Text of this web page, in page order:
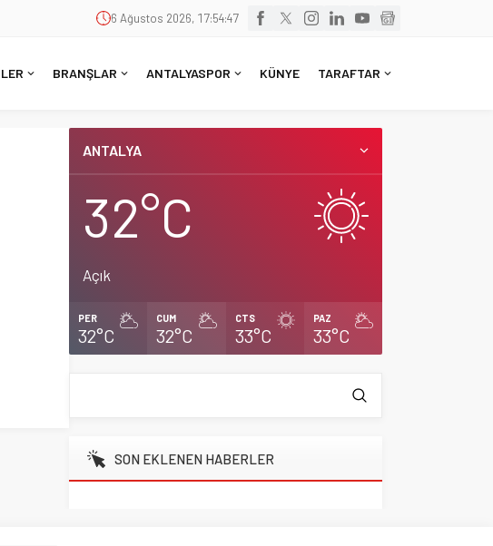
6 Ağustos 2026, 17:54:47
BRANŞLAR ANTALYASPOR KÜNYE TARAFTAR
ANTALYA
32°C
Açık
PER
32°C
CUM
32°C
CTS
33°C
PAZ
33°C
SON EKLENEN HABERLER